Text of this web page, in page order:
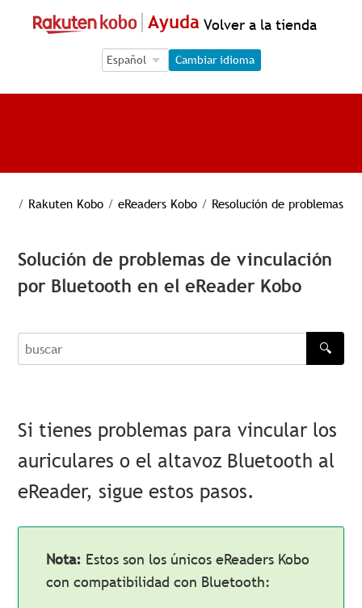
Ayuda Volver a la tienda
Language Selection
Language Selection
Cambiar idioma
/ Rakuten Kobo / eReaders Kobo / Resolución de problemas
Solución de problemas de vinculación
por Bluetooth en el eReader Kobo
buscar
🔍
Si tienes problemas para vincular los
auriculares o el altavoz Bluetooth al
eReader, sigue estos pasos.
Nota: Estos son los únicos eReaders Kobo
con compatibilidad con Bluetooth: